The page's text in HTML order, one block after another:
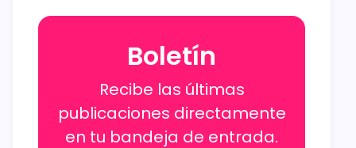
Boletín
Recibe las últimas
publicaciones directamente
en tu bandeja de entrada.